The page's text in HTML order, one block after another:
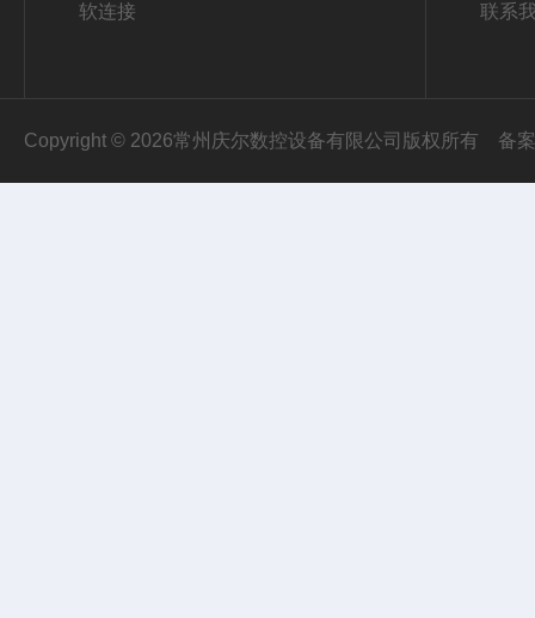
软连接 联系
Copyright © 2026常州庆尔数控设备有限公司版权所有 备